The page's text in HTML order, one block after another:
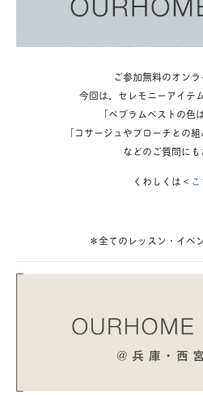
ご参加無料のオンラ
今回は、セレモニーアイテ
「ペプラムベストの色
「コサージュやブローチとの
などのご質問に
くわしくは＜
＊全てのレッスン・イベ